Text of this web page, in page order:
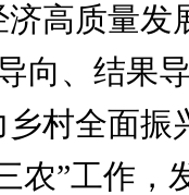
高质量发
向、结果
村全面振
农”工作，